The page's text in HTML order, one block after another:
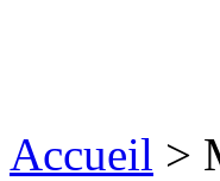
Accueil >